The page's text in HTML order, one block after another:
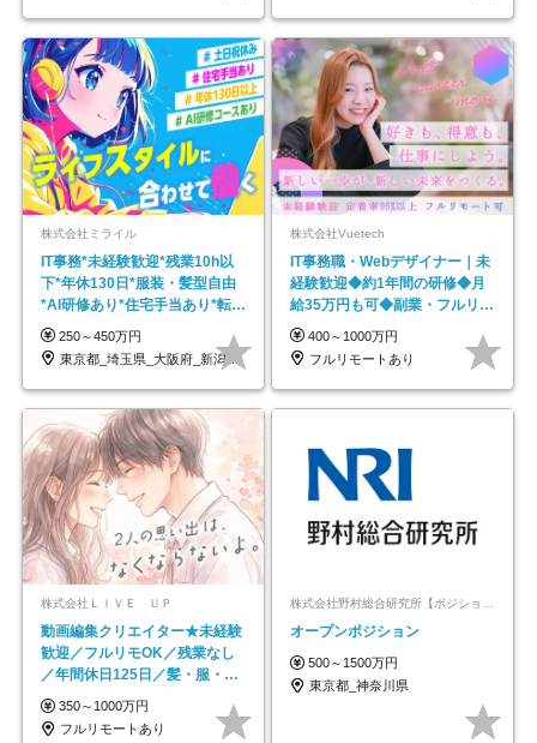
株式会社ミライル
IT事務*未経験歓迎*残業10h以
下*年休130日*服装・髪型自由
*AI研修あり*住宅手当あり*転勤
なし
250～450万円
東京都_埼玉県_大阪府_新潟県_福岡県
株式会社Vuetech
IT事務職・Webデザイナー｜未
経験歓迎◆約1年間の研修◆月
給35万円も可◆副業・フルリモ
ート可◆年休126日
400～1000万円
フルリモートあり
株式会社ＬＩＶＥ ＵＰ
動画編集クリエイター★未経験
歓迎／フルリモOK／残業なし
／年間休日125日／髪・服・ネ
イル自由／研修充実で安心
350～1000万円
フルリモートあり
オープンポジション
500～1500万円
東京都_神奈川県